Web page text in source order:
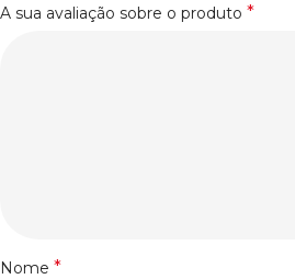
A sua avaliação sobre o produto *
Nome *